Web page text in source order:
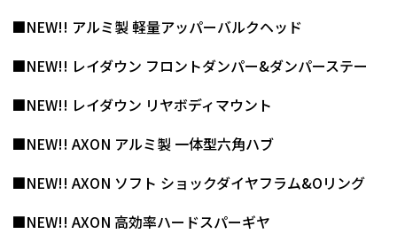
■NEW!! アルミ製 軽量アッパーバルクヘッド
■NEW!! レイダウン フロントダンパー&ダンパーステー
■NEW!! レイダウン リヤボディマウント
■NEW!! AXON アルミ製 一体型六角ハブ
■NEW!! AXON ソフト ショックダイヤフラム&Oリング
■NEW!! AXON 高効率ハードスパーギヤ